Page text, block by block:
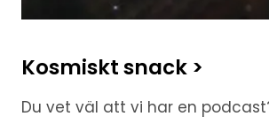
Kosmiskt snack >
Du vet väl att vi har en